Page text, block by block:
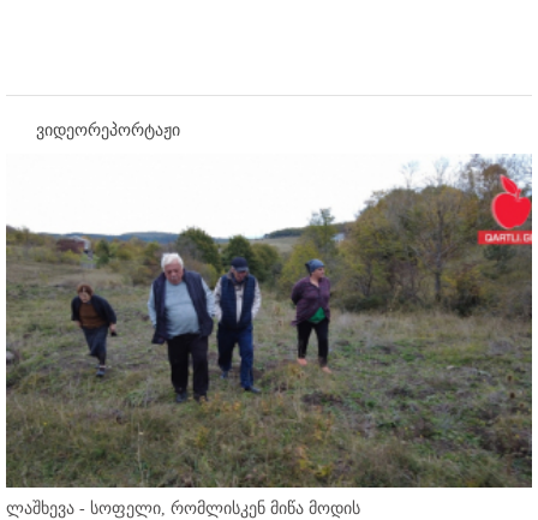
ვიდეორეპორტაჟი
ლაშხევა - სოფელი, რომლისკენ მიწა მოდის